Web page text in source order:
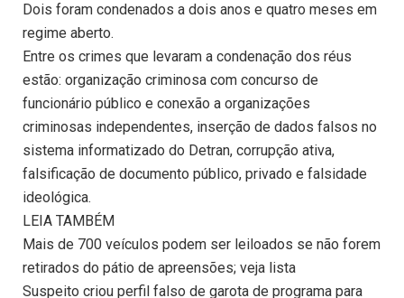
Dois foram condenados a dois anos e quatro meses em
regime aberto.
Entre os crimes que levaram a condenação dos réus
estão: organização criminosa com concurso de
funcionário público e conexão a organizações
criminosas independentes, inserção de dados falsos no
sistema informatizado do Detran, corrupção ativa,
falsificação de documento público, privado e falsidade
ideológica.
LEIA TAMBÉM
Mais de 700 veículos podem ser leiloados se não forem
retirados do pátio de apreensões; veja lista
Suspeito criou perfil falso de garota de programa para